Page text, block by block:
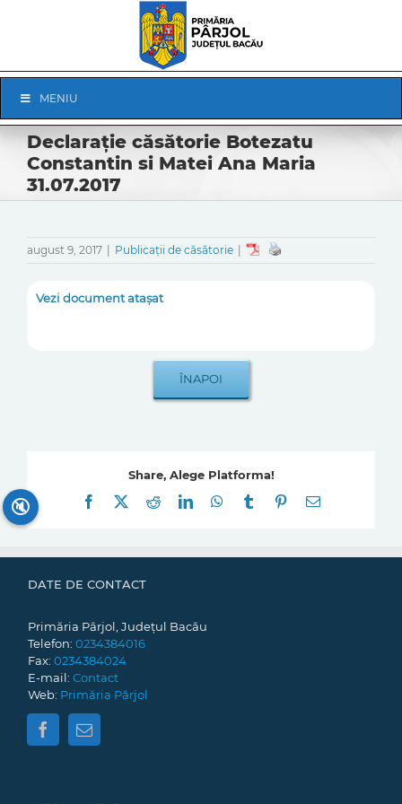
Navigation
MENIU
Declarație căsătorie Botezatu
Constantin si Matei Ana Maria
31.07.2017
august 9, 2017 Publicații de căsătorie
Vezi document atașat
Share, Alege Platforma!
Facebook
RedditLinkedInWhatsApp
Tumblr Pinterest
E-
DATE DE CONTACT
Primăria Pârjol, Județul Bacău
Telefon: 0234384016
Fax: 0234384024
E-mail: Contact
Web: Primăria Pârjol
🔇